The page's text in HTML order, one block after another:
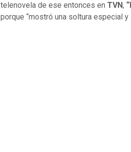
telenovela de ese entonces en TVN,
porque “mostró una soltura especial